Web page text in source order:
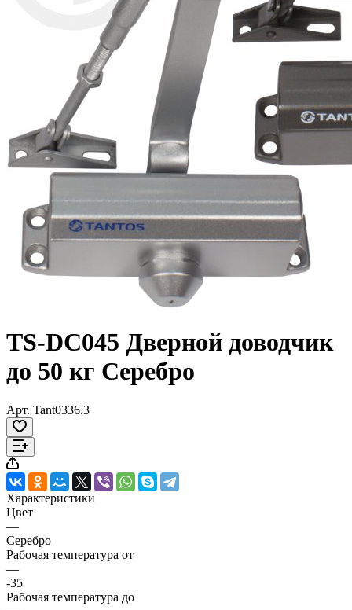
TS-DC045 Дверной доводчик
до 50 кг Серебро
Арт. Tant0336.3
Характеристики
Цвет
—
Серебро
Рабочая температура от
—
-35
Рабочая температура до